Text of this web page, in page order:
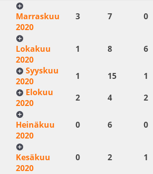
Marraskuu
2020
3 7 0
Lokakuu
2020
1 8 6
Syyskuu
2020
1 15 1
Elokuu
2020
2 4 2
Heinäkuu
2020
0 6 0
Kesäkuu
2020
0 2 1